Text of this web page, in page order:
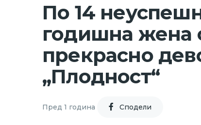
По 14
годишна жена
прекрасно
„Плодност“
Пред 1 година Cподели